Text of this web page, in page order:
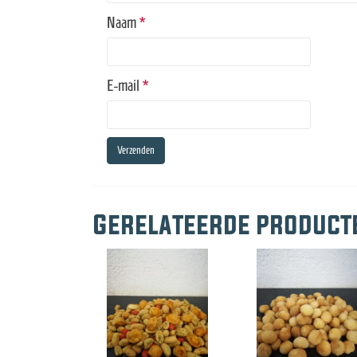
Naam*
E-mail *
Gerelateerde